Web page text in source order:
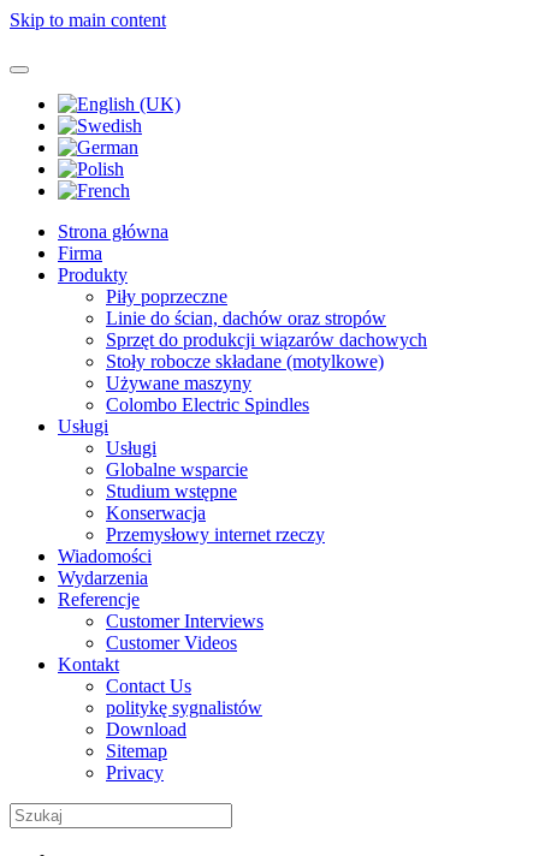
Skip to main content
Strona główna
Firma
Produkty
Piły poprzeczne
Linie do ścian, dachów oraz stropów
Sprzęt do produkcji wiązarów dachowych
Stoły robocze składane (motylkowe)
Używane maszyny
Colombo Electric Spindles
Usługi
Usługi
Globalne wsparcie
Studium wstępne
Konserwacja
Przemysłowy internet rzeczy
Wiadomości
Wydarzenia
Referencje
Customer Interviews
Customer Videos
Kontakt
Contact Us
politykę sygnalistów
Download
Sitemap
Privacy